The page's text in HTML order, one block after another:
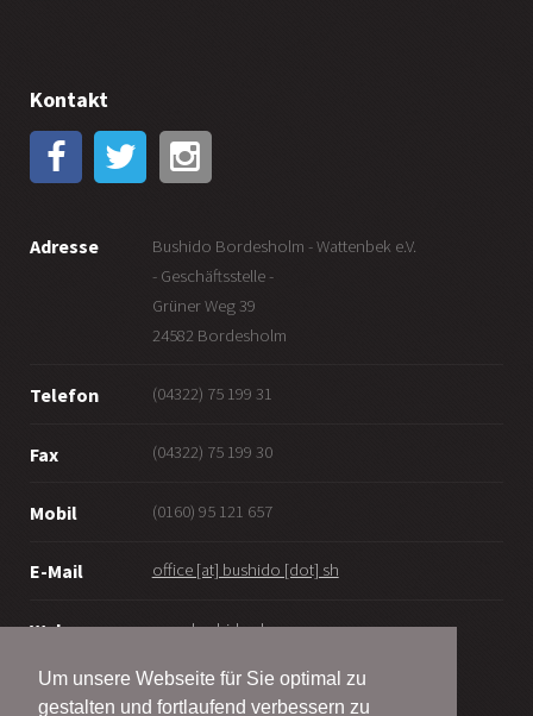
Um unsere Webseite für Sie optimal zu
gestalten und fortlaufend verbessern zu
Kontakt
Adresse
Bushido Bordesholm - Wattenbek e.V.
- Geschäftsstelle -
Grüner Weg 39
24582 Bordesholm
Telefon (04322) 75 199 31
Fax (04322) 75 199 30
Mobil (0160) 95 121 657
E-Mail office [at] bushido [dot] sh
Web www.bushido.sh